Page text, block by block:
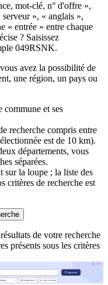
mot-clé, n° d'offre »,
», « anglais »,
« entrée » entre chaque
? Saisissez
049RSNK.
avez la possibilité de
une région, un pays ou
commune et ses
recherche compris entre
est de 10 km).
départements, vous
séparées.
sur la loupe ; la liste des
critères de recherche est
de votre recherche
présents sous les critères